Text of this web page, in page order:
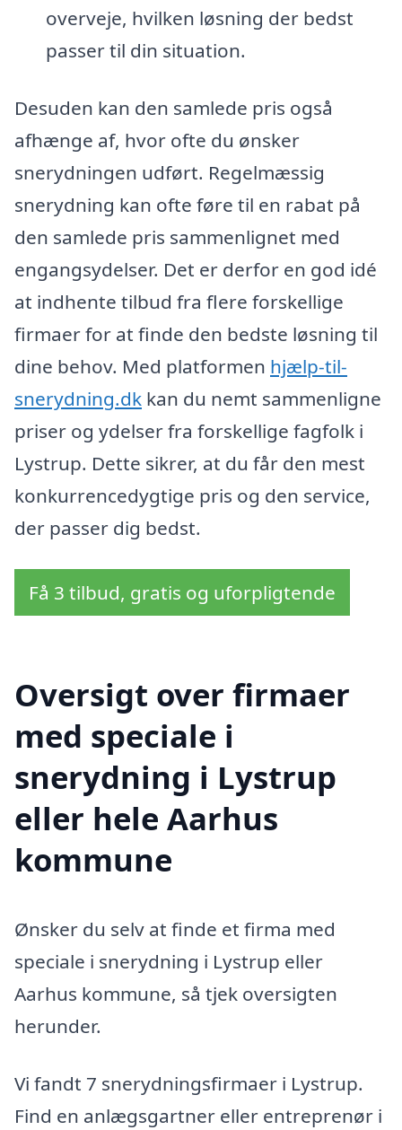
overveje, hvilken løsning der bedst
passer til din situation.
Desuden kan den samlede pris også
afhænge af, hvor ofte du ønsker
snerydningen udført. Regelmæssig
snerydning kan ofte føre til en rabat på
den samlede pris sammenlignet med
engangsydelser. Det er derfor en god idé
at indhente tilbud fra flere forskellige
firmaer for at finde den bedste løsning til
dine behov. Med platformen hjælp-til-
snerydning.dk kan du nemt sammenligne
priser og ydelser fra forskellige fagfolk i
Lystrup. Dette sikrer, at du får den mest
konkurrencedygtige pris og den service,
der passer dig bedst.
Få 3 tilbud, gratis og uforpligtende
Oversigt over firmaer
med speciale i
snerydning i Lystrup
eller hele Aarhus
kommune
Ønsker du selv at finde et firma med
speciale i snerydning i Lystrup eller
Aarhus kommune, så tjek oversigten
herunder.
Vi fandt 7 snerydningsfirmaer i Lystrup.
Find en anlægsgartner eller entreprenør i